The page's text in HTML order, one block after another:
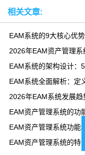
相关文章:
EAM系统的9大核心优
2026年EAM资产管理系
EAM系统的架构设计：
EAM系统全面解析：定
2026年EAM系统发展趋
EAM资产管理系统的功
EAM资产管理系统功能
EAM资产管理系统的特点